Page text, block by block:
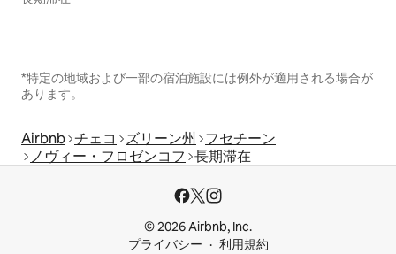
*特定の地域および一部の宿泊施設には例外が適用される場合が
あります。
Airbnb チェコ ズリーン州
フセチーン
ノヴィー・フロゼンコフ 長期滞在
© 2026 Airbnb, Inc.
プライバシー
利用規約